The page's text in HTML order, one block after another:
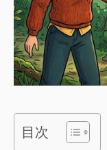
目次